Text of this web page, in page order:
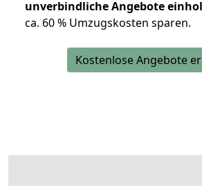
unverbindliche Angebote
ca. 60 % Umzugskosten sparen.
Kostenlose Angebote